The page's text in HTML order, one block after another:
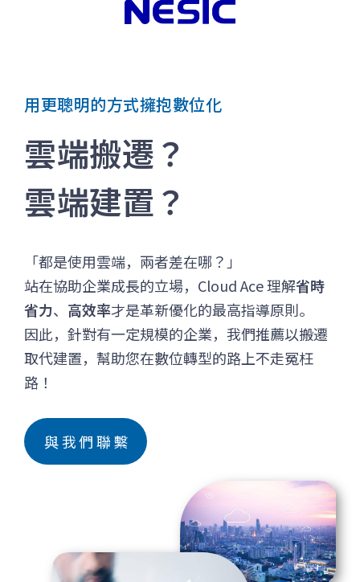
用更聰明的方式擁抱數位化
雲端搬遷？
雲端建置？
「都是使用雲端，兩者差在哪？」
站在協助企業成長的立場，Cloud Ace 理解省時
省力、 高效率才是革新優化的最高指導原則。
因此，針對有一定規模的企業，我們推薦以搬遷
取代建置，幫助您在數位轉型的路上不走冤枉
路！
與我們聯繫